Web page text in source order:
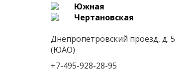
Южная
Чертановская
Днепропетровский проезд, д. 5
(ЮАО)
+7-495-928-28-95